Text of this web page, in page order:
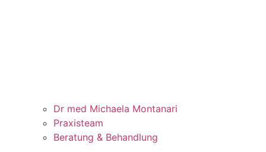
Dr med Michaela Montanari
Praxisteam
Beratung & Behandlung